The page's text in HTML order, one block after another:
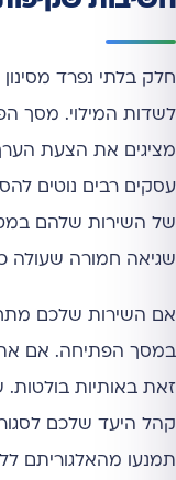
חלק בלתי נפרד
לשדות המילוי. מסך
מציגים את הצעת
עסקים רבים נוטים
של השירות שלהם
שגיאה חמורה שעולה
אם השירות שלכם
במסך הפתיחה. אם
זאת באותיות
קהל היעד שלכם
תמנעו מהאלגוריתם